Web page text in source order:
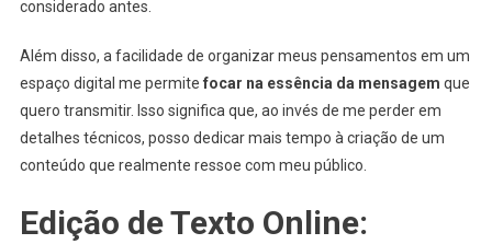
considerado antes.
Além disso, a facilidade de organizar meus pensamentos em um
espaço digital me permite focar na essência da mensagem que
quero transmitir. Isso significa que, ao invés de me perder em
detalhes técnicos, posso dedicar mais tempo à criação de um
conteúdo que realmente ressoe com meu público.
Edição de Texto Online: